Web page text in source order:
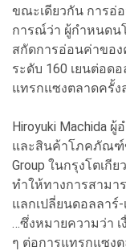
ขณะเดียวกัน การอ่
การณ์ว่า ผู้กำหนดน
สกัดการอ่อนค่าของ
ระดับ 160 เยนต่อด
แทรกแซงตลาดครั้ง
Hiroyuki Machida
และสินค้าโภคภัณฑ์ข
Group ในกรุงโตเกี
ทำให้ทางการสามา
แลกเปลี่ยนดอลลาร์-
…ซึ่งหมายความว่า เ
ๆ ต่อการแทรกแซงต